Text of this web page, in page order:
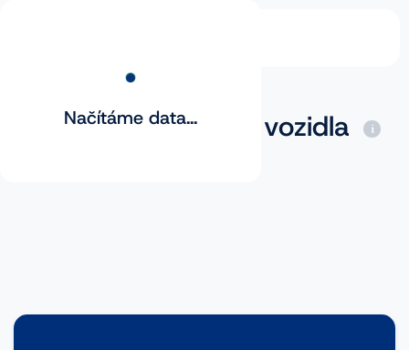
Načítáme data...
Základní prověření vozidla